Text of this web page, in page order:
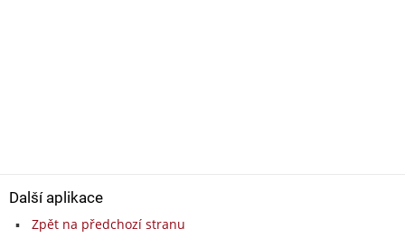
Další aplikace
Zpět na předchozí stranu